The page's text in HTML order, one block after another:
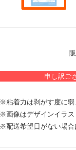
申し訳ご
※粘着力は剥がす度に弱
※画像はデザインイラス
※配送希望日がない場合